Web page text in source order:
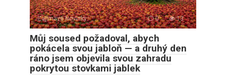
Zajímavé Novinky 0 13
Můj soused požadoval, abych
pokácela svou jabloň — a druhý den
ráno jsem objevila svou zahradu
pokrytou stovkami jablek